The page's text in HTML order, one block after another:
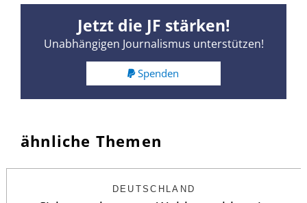
Jetzt die JF stärken!
Unabhängigen Journalismus unterstützen!
Spenden
ähnliche Themen
DEUTSCHLAND